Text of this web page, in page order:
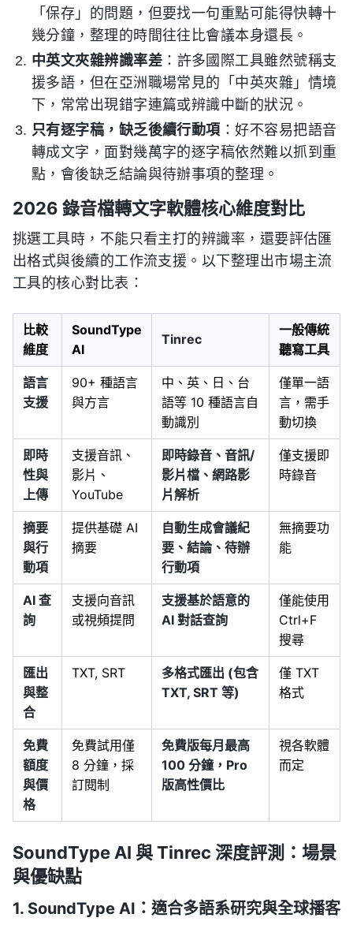
「保存」的問題，但要找一句重點可能得快轉十
幾分鐘，整理的時間往往比會議本身還長。
中英文夾雜辨識率差 ：許多國際工具雖然號稱支
援多語，但在亞洲職場常見的「中英夾雜」情境
下，常常出現錯字連篇或辨識中斷的狀況。
只有逐字稿，缺乏後續行動項 ：好不容易把語音
轉成文字，面對幾萬字的逐字稿依然難以抓到重
點，會後缺乏結論與待辦事項的整理。
2026 錄音檔轉文字軟體核心維度對比
挑選工具時，不能只看主打的辨識率，還要評估匯
出格式與後續的工作流支援。以下整理出市場主流
工具的核心對比表：
比較
維度
SoundType
AI
Tinrec
一般傳統
聽寫工具
語言
支援
90+ 種語言
與方言
中、英、日、台
語等 10 種語言自
動識別
僅單一語
言，需手
動切換
即時
性與
上傳
支援音訊、
影片、
YouTube
即時錄音、音訊/
影片檔、網路影
片解析
僅支援即
時錄音
摘要
與行
動項
提供基礎 AI
摘要
自動生成會議紀
要、結論、待辦
行動項
無摘要功
能
AI 查
詢
支援向音訊
或視頻提問
支援基於語意的
AI 對話查詢
僅能使用
Ctrl+F
搜尋
匯出
與整
合
TXT, SRT
多格式匯出 (包含
TXT, SRT 等)
僅 TXT
格式
免費
額度
與價
格
免費試用僅
8 分鐘，採
訂閱制
免費版每月最高
100 分鐘，Pro
版高性價比
視各軟體
而定
SoundType AI 與 Tinrec 深度評測：場景
與優缺點
1. SoundType AI：適合多語系研究與全球播客